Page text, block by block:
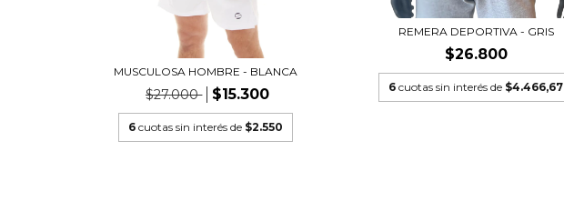
MUSCULOSA HOMBRE - BLANCA
$27.000 $15.300
6 cuotas sin interés de $2.550
REMERA DEPORTIVA - GRIS
$26.800
6 cuotas sin interés de $4.466,67